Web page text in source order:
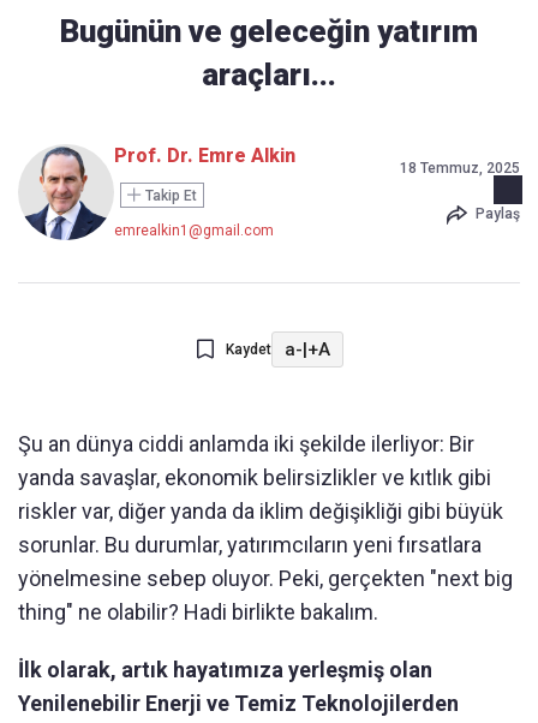
Bugünün ve geleceğin yatırım
araçları...
Prof. Dr. Emre Alkin
Takip Et
emrealkin1@gmail.com
18 Temmuz, 2025
Paylaş
Kaydet a-|+A
Şu an dünya ciddi anlamda iki şekilde ilerliyor: Bir
yanda savaşlar, ekonomik belirsizlikler ve kıtlık gibi
riskler var, diğer yanda da iklim değişikliği gibi büyük
sorunlar. Bu durumlar, yatırımcıların yeni fırsatlara
yönelmesine sebep oluyor. Peki, gerçekten "next big
thing" ne olabilir? Hadi birlikte bakalım.
İlk olarak, artık hayatımıza yerleşmiş olan
Yenilenebilir Enerji ve Temiz Teknolojilerden